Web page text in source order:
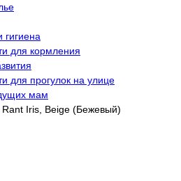
гигиена
для кормления
для прогулок на улице
мам
Rant Iris, Beige (Бежевый)